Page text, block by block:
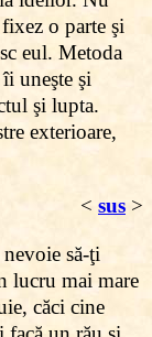
o parte şi
eul. Metoda
uneşte şi
şi lupta.
exterioare,
< sus >
să-ţi
lucru mai mare
căci cine